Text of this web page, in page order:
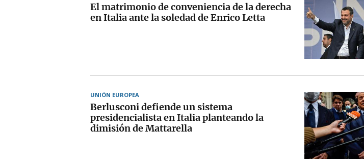
El matrimonio de conveniencia de la derecha
en Italia ante la soledad de Enrico Letta
UNIÓN EUROPEA
Berlusconi defiende un sistema
presidencialista en Italia planteando la
dimisión de Mattarella